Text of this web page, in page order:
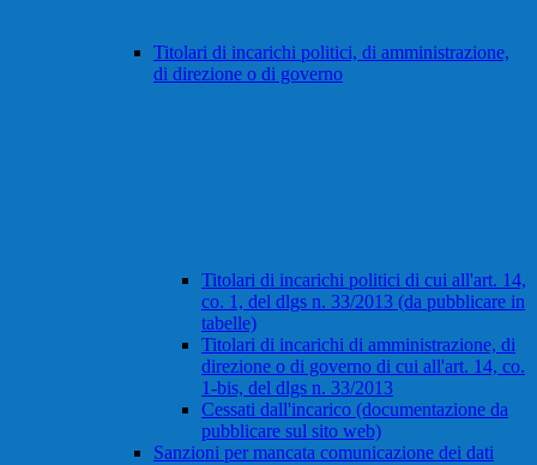
Titolari di incarichi politici, di amministrazione,
di direzione o di governo
Titolari di incarichi politici di cui all'art. 14,
co. 1, del dlgs n. 33/2013 (da pubblicare in
tabelle)
Titolari di incarichi di amministrazione, di
direzione o di governo di cui all'art. 14, co.
1-bis, del dlgs n. 33/2013
Cessati dall'incarico (documentazione da
pubblicare sul sito web)
Sanzioni per mancata comunicazione dei dati